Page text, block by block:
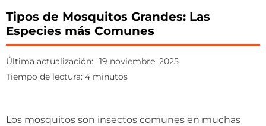
Tipos de Mosquitos Grandes: Las
Especies más Comunes
Última actualización:
19 noviembre, 2025
Tiempo de lectura: 4 minutos
Los mosquitos son insectos comunes en muchas